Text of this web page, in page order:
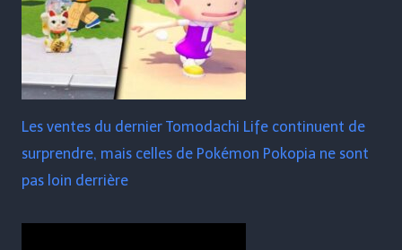
Les ventes du dernier Tomodachi Life continuent de
surprendre, mais celles de Pokémon Pokopia ne sont
pas loin derrière